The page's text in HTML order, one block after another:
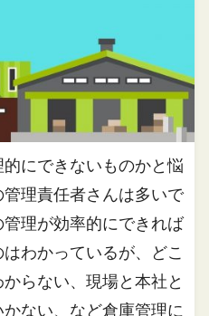
にできないものかと悩
理責任者さんは多いで
理が効率的にできれば
わかっているが、どこ
らない、現場と本社と
ない、など倉庫管理に